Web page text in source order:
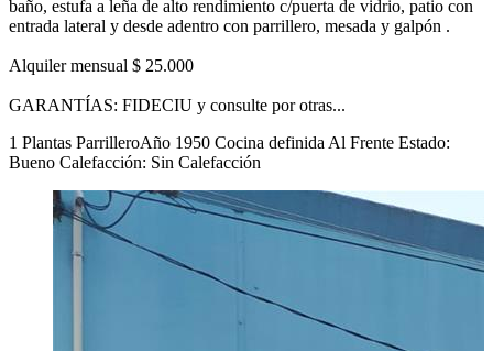
baño, estufa a leña de alto rendimiento c/puerta de vidrio, patio con
entrada lateral y desde adentro con parrillero, mesada y galpón .
Alquiler mensual $ 25.000
GARANTÍAS: FIDECIU y consulte por otras...
1 Plantas ParrilleroAño 1950 Cocina definida Al Frente Estado:
Bueno Calefacción: Sin Calefacción